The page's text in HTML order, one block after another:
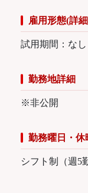
雇用形態(詳
試用期間：なし
勤務地詳細
※非公開
勤務曜日・休
シフト制（週5